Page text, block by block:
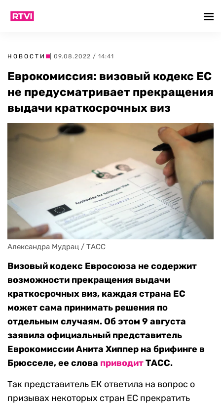
НОВОСТИ | 09.08.2022 / 14:41
Еврокомиссия: визовый кодекс ЕС
не предусматривает прекращения
выдачи краткосрочных виз
Александра Мудрац / ТАСС
Визовый кодекс Евросоюза не содержит
возможности прекращения выдачи
краткосрочных виз, каждая страна ЕС
может сама принимать решения по
отдельным случаям. Об этом 9 августа
заявила официальный представитель
Еврокомиссии Анита Хиппер на брифинге в
Брюсселе, ее слова приводитТАСС.
Так представитель ЕК ответила на вопрос о
призывах некоторых стран ЕС прекратить